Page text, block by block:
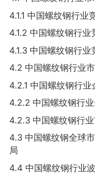
4.1.1 中国螺纹钢行业
4.1.2 中国螺纹钢行业
4.1.3 中国螺纹钢行
4.2 中国螺纹钢行业
4.2.1 中国螺纹钢行
4.2.2 中国螺纹钢行
4.2.3 中国螺纹钢行
4.3 中国螺纹钢全球
局
4.4 中国螺纹钢行业